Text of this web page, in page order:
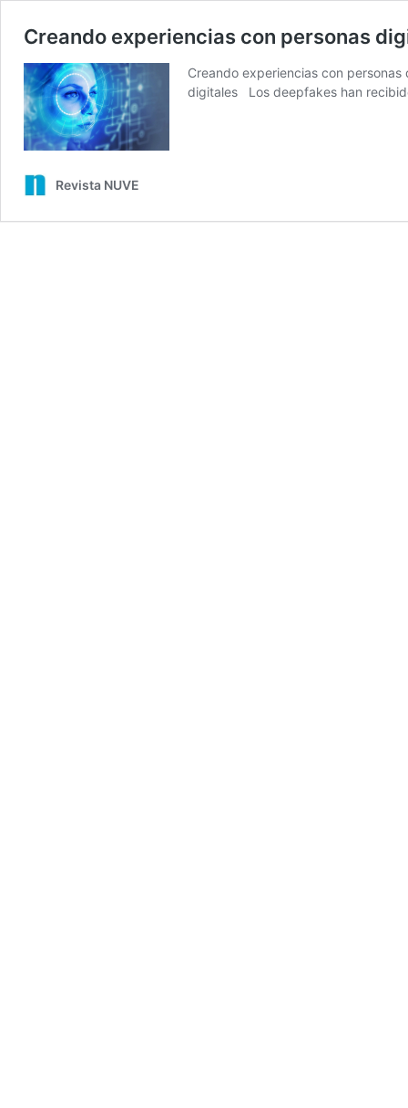
Creando experiencias con personas
Creando experiencias con
digitales Los deepfakes han
Revista NUVE